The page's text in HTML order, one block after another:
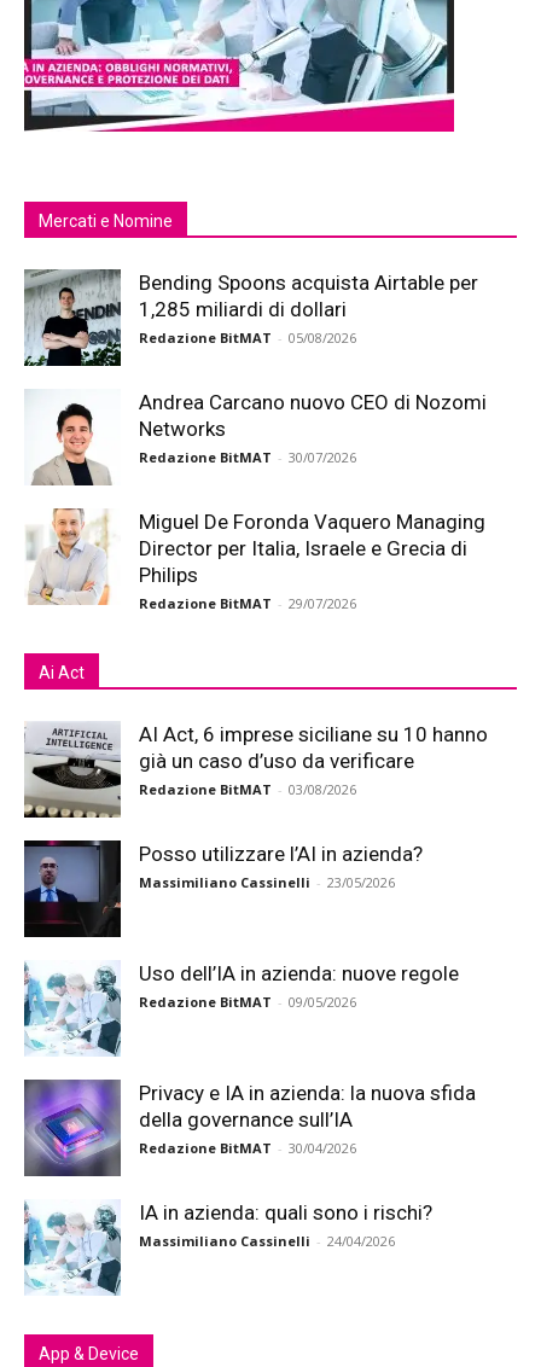
Mercati e Nomine
Bending Spoons acquista Airtable per
1,285 miliardi di dollari
Redazione BitMAT - 05/08/2026
Andrea Carcano nuovo CEO di Nozomi
Networks
Redazione BitMAT - 30/07/2026
Miguel De Foronda Vaquero Managing
Director per Italia, Israele e Grecia di
Philips
Redazione BitMAT - 29/07/2026
Ai Act
AI Act, 6 imprese siciliane su 10 hanno
già un caso d’uso da verificare
Redazione BitMAT - 03/08/2026
Posso utilizzare l’AI in azienda?
Massimiliano Cassinelli - 23/05/2026
Uso dell’IA in azienda: nuove regole
Redazione BitMAT - 09/05/2026
Privacy e IA in azienda: la nuova sfida
della governance sull’IA
Redazione BitMAT - 30/04/2026
IA in azienda: quali sono i rischi?
Massimiliano Cassinelli - 24/04/2026
App & Device